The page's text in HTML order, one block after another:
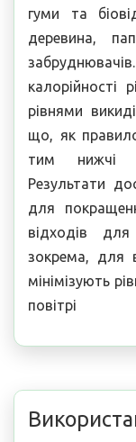
гуми та
деревина,
калорійності
рівнями
що, як
тим нижчі
Результати
для
відходів для
зокрема, для
мінімізують
повітрі